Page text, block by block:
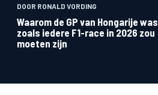
DOOR RONALD VORDING
Waarom de GP van Hongarije was
zoals iedere F1-race in 2026 zou
moeten zijn